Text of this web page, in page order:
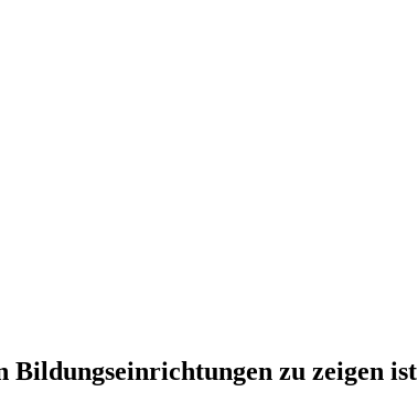
zu zeigen ist